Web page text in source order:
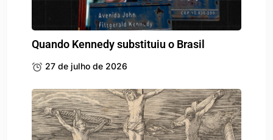
Quando Kennedy substituiu o Brasil
27 de julho de 2026